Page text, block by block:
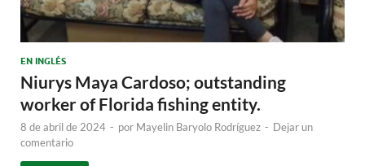
EN INGLÉS
Niurys Maya Cardoso; outstanding
worker of Florida fishing entity.
8 de abril de 2024 - por Mayelin Baryolo Rodríguez - Dejar un
comentario